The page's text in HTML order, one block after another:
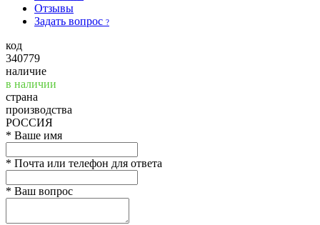
Отзывы
Задать вопрос ?
код
340779
наличие
в наличии
страна
производства
РОССИЯ
* Ваше имя
* Почта или телефон для ответа
* Ваш вопрос